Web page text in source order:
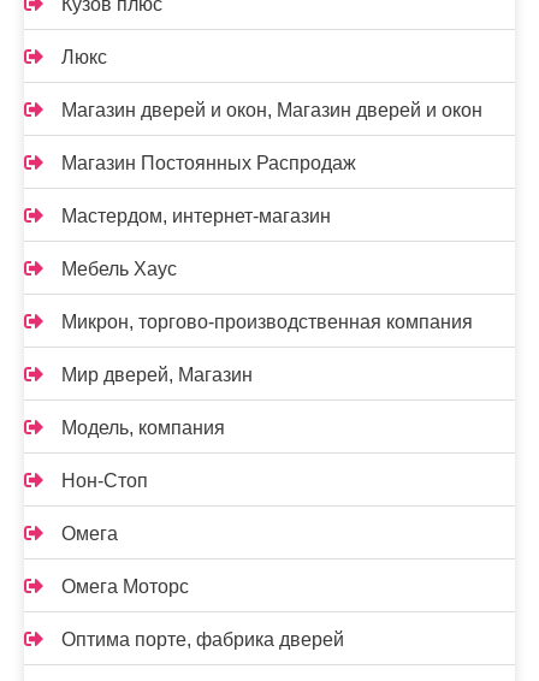
Кузов плюс
Люкс
Магазин дверей и окон, Магазин дверей и окон
Магазин Постоянных Распродаж
Мастердом, интернет-магазин
Мебель Хаус
Микрон, торгово-производственная компания
Мир дверей, Магазин
Модель, компания
Нон-Стоп
Омега
Омега Моторс
Оптима порте, фабрика дверей